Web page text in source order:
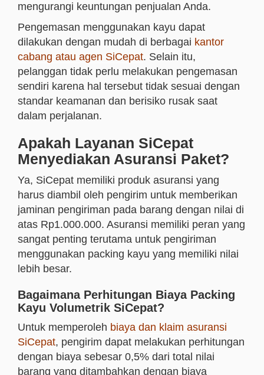
mengurangi keuntungan penjualan Anda.
Pengemasan menggunakan kayu dapat
dilakukan dengan mudah di berbagai kantor
cabang atau agen SiCepat. Selain itu,
pelanggan tidak perlu melakukan pengemasan
sendiri karena hal tersebut tidak sesuai dengan
standar keamanan dan berisiko rusak saat
dalam perjalanan.
Apakah Layanan SiCepat
Menyediakan Asuransi Paket?
Ya, SiCepat memiliki produk asuransi yang
harus diambil oleh pengirim untuk memberikan
jaminan pengiriman pada barang dengan nilai di
atas Rp1.000.000. Asuransi memiliki peran yang
sangat penting terutama untuk pengiriman
menggunakan packing kayu yang memiliki nilai
lebih besar.
Bagaimana Perhitungan Biaya Packing
Kayu Volumetrik SiCepat?
Untuk memperoleh biaya dan klaim asuransi
SiCepat, pengirim dapat melakukan perhitungan
dengan biaya sebesar 0,5% dari total nilai
barang yang ditambahkan dengan biaya